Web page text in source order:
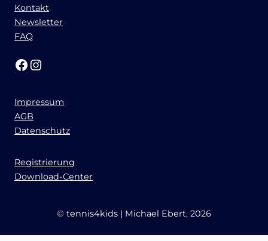
Kontakt
Newsletter
FAQ
Facebook Instagram
Impressum
AGB
Datenschutz
Registrierung
Download-Center
© tennis4kids | Michael Ebert, 2026